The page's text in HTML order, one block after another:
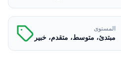
المستوى
مبتدئ، متوسط، متقدم، خبير